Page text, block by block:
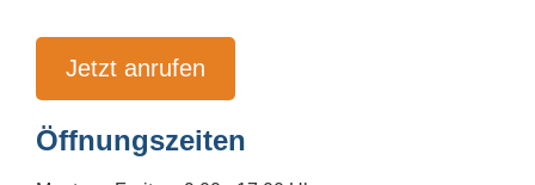
Jetzt anrufen
Öffnungszeiten